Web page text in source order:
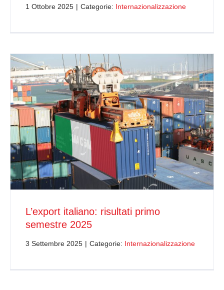
1 Ottobre 2025 | Categorie: Internazionalizzazione
L’export italiano: risultati primo
semestre 2025
3 Settembre 2025 | Categorie: Internazionalizzazione